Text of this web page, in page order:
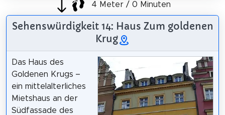
4 Meter / 0 Minuten
Sehenswürdigkeit 14: Haus Zum goldenen
Krug
Das Haus des
Goldenen Krugs –
ein mittelalterliches
Mietshaus an der
Südfassade des